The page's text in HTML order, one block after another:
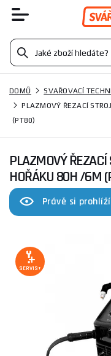
DOMŮ SVAŘOVACÍ
PLAZMOVÝ ŘEZACÍ
(PT80)
PLAZMOVÝ
HOŘÁKU 80H /6M
Právě si
SERVIS+